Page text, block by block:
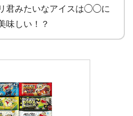
君みたいなアイスは◯◯に
味しい！？